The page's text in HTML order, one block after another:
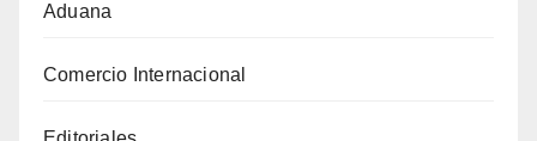
Aduana
Comercio Internacional